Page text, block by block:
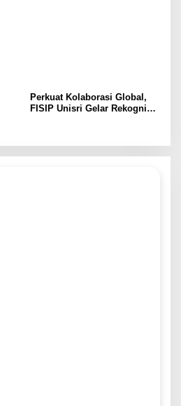
Perkuat Kolaborasi Global,
FISIP Unisri Gelar Rekognisi